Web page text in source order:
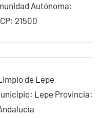
Autónoma:
21500
de Lepe
Lepe Provincia: